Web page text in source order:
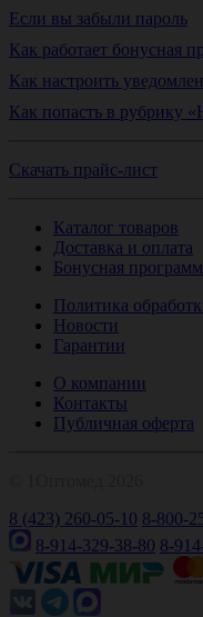
Если вы забыли пароль
Как работает бонусная
Как настроить
Как попасть в
Скачать прайс-лист
Каталог товаров
Доставка и оплата
Бонусная
Политика
Новости
Гарантии
О компании
Контакты
Публичная оферта
8 (423) 260-05-10 8-800-
8-914-329-38-80 8-